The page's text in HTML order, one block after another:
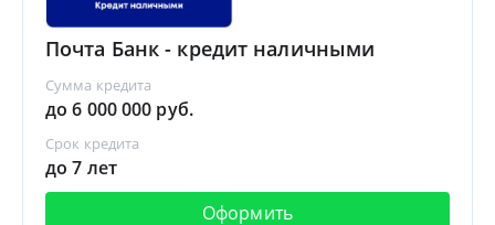
Почта Банк - кредит наличными
Сумма кредита
до 6 000 000 руб.
Срок кредита
до 7 лет
Оформить